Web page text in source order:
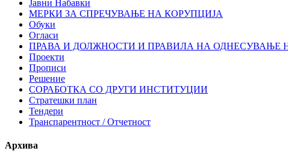
Јавни Набавки
МЕРКИ ЗА СПРЕЧУВАЊЕ НА КОРУПЦИЈА
Обуки
Огласи
ПРАВА И ДОЛЖНОСТИ И ПРАВИЛА НА ОДНЕСУВАЊЕ
Проекти
Прописи
Решение
СОРАБОТКА СО ДРУГИ ИНСТИТУЦИИ
Стратешки план
Тендери
Транспарентност / Отчетност
Архива